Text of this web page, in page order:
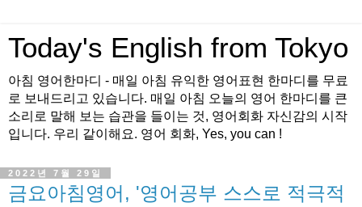
Today's English from Tokyo
아침 영어한마디 - 매일 아침 유익한 영어표현 한마디를 무료
로 보내드리고 있습니다. 매일 아침 오늘의 영어 한마디를 큰
소리로 말해 보는 습관을 들이는 것, 영어회화 자신감의 시작
입니다. 우리 같이해요. 영어 회화, Yes, you can !
2022년 7월 29일
금요아침영어, '영어공부 스스로 적극적